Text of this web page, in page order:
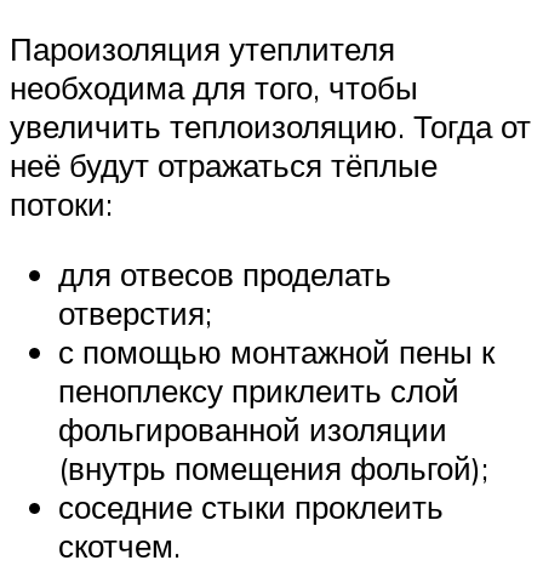
Пароизоляция утеплителя
необходима для того, чтобы
увеличить теплоизоляцию. Тогда от
неё будут отражаться тёплые
потоки:
для отвесов проделать
отверстия;
с помощью монтажной пены к
пеноплексу приклеить слой
фольгированной изоляции
(внутрь помещения фольгой);
соседние стыки проклеить
скотчем.